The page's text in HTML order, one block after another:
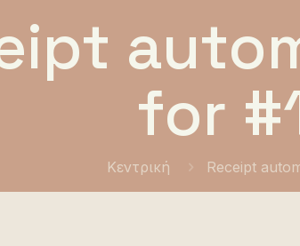
for
Κεντρική Receipt